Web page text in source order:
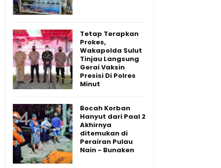
Tetap Terapkan
Prokes,
Wakapolda Sulut
Tinjau Langsung
Gerai Vaksin
Presisi Di Polres
Minut
Bocah Korban
Hanyut dari Paal 2
Akhirnya
ditemukan di
Perairan Pulau
Nain - Bunaken